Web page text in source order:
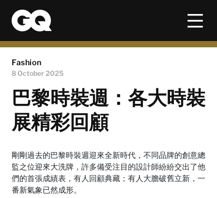
Fashion
8 October 2025
巴黎時裝週：各大時裝
展精彩回顧
剛剛過去的巴黎時裝週迎來全新時代，不同品牌的創意總
監之位迎來大洗牌，許多備受注目的設計師紛紛交出了他
們的首張成績表，有人回顧典藏；有人大膽破舊立新，一
番新氣象已然成形。